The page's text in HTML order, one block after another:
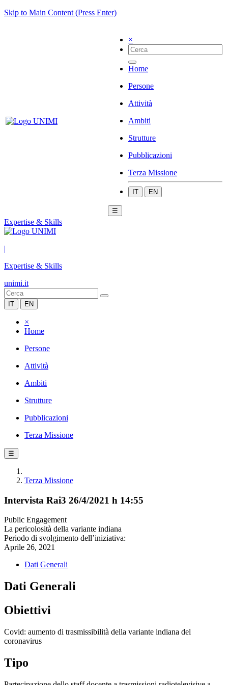
Skip to Main Content (Press Enter)
×
Home
Persone
Attività
Ambiti
Strutture
Pubblicazioni
Terza Missione
IT EN
☰
Expertise & Skills
|
Expertise & Skills
unimi.it
IT EN
×
Home
Persone
Attività
Ambiti
Strutture
Pubblicazioni
Terza Missione
☰
Terza Missione
Intervista Rai3 26/4/2021 h 14:55
Public Engagement
La pericolosità della variante indiana
Periodo di svolgimento dell’iniziativa:
Aprile 26, 2021
Dati Generali
Dati Generali
Obiettivi
Covid: aumento di trasmissibilità della variante indiana del
coronavirus
Tipo